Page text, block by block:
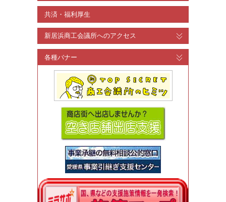
共済・福利厚生
新居浜商工会議所へのアクセス
各種バナー